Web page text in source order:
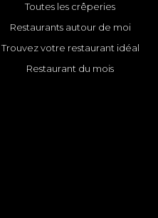
Toutes les crêperies
Restaurants autour de moi
Trouvez votre restaurant idéal
Restaurant du mois